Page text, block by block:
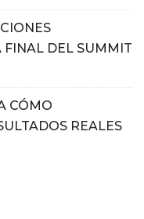
FINAL DEL SUMMIT
CÓMO
REALES